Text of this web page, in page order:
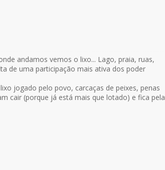
andamos vemos o lixo... Lago, praia, ruas,
de uma participação mais ativa dos poder
jogado pelo povo, carcaças de peixes, penas
cair (porque já está mais que lotado) e fica pela